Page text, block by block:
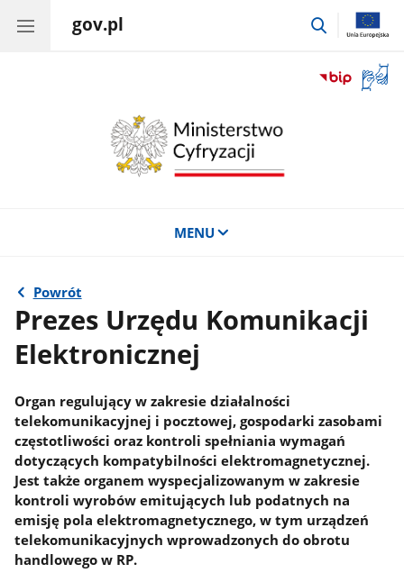
gov.pl
przejdź
okno
MENU
Powrót
Prezes Urzędu Komunikacji
Elektronicznej
Organ regulujący w zakresie działalności
telekomunikacyjnej i pocztowej, gospodarki zasobami
częstotliwości oraz kontroli spełniania wymagań
dotyczących kompatybilności elektromagnetycznej.
Jest także organem wyspecjalizowanym w zakresie
kontroli wyrobów emitujących lub podatnych na
emisję pola elektromagnetycznego, w tym urządzeń
telekomunikacyjnych wprowadzonych do obrotu
handlowego w RP.